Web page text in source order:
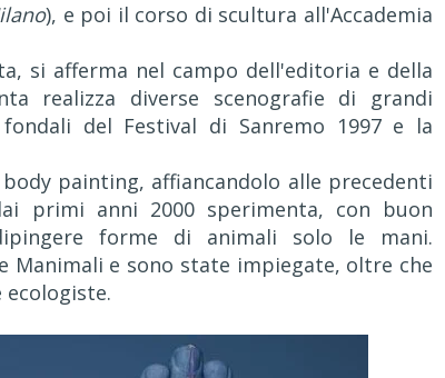
), e poi il corso di scultura all'Accademia
si afferma nel campo dell'editoria e della
realizza diverse scenografie di grandi
del Festival di Sanremo 1997 e la
painting, affiancandolo alle precedenti
primi anni 2000 sperimenta, con buon
forme di animali solo le mani.
e sono state impiegate, oltre che